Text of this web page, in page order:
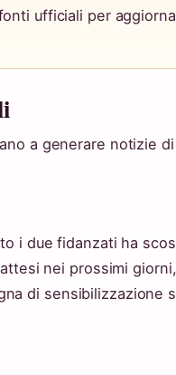
ufficiali per
a generare notizie
i due fidanzati ha
nei prossimi
di sensibilizzazione